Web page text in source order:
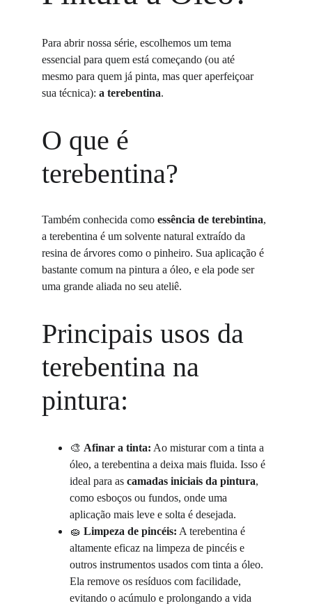
Para abrir nossa série, escolhemos um tema
essencial para quem está começando (ou até
mesmo para quem já pinta, mas quer aperfeiçoar
sua técnica): a terebentina.
O que é
terebentina?
Também conhecida como essência de terebintina,
a terebentina é um solvente natural extraído da
resina de árvores como o pinheiro. Sua aplicação é
bastante comum na pintura a óleo, e ela pode ser
uma grande aliada no seu ateliê.
Principais usos da
terebentina na
pintura:
🎨 Afinar a tinta: Ao misturar com a tinta a
óleo, a terebentina a deixa mais fluida. Isso é
ideal para as camadas iniciais da pintura,
como esboços ou fundos, onde uma
aplicação mais leve e solta é desejada.
🧽 Limpeza de pincéis: A terebentina é
altamente eficaz na limpeza de pincéis e
outros instrumentos usados com tinta a óleo.
Ela remove os resíduos com facilidade,
evitando o acúmulo e prolongando a vida